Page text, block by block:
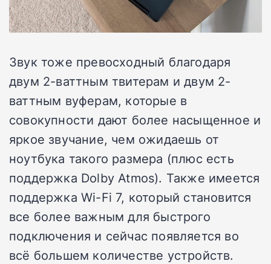
Звук тоже превосходный благодаря
двум 2-ваттным твитерам и двум 2-
ваттным вуферам, которые в
совокупности дают более насыщенное и
яркое звучание, чем ожидаешь от
ноутбука такого размера (плюс есть
поддержка Dolby Atmos). Также имеется
поддержка Wi-Fi 7, который становится
все более важным для быстрого
подключения и сейчас появляется во
всё большем количестве устройств.